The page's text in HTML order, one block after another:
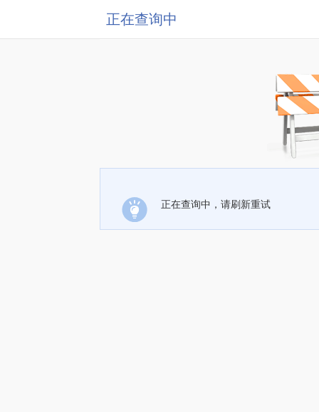
正在查询中
正在查询中，请刷新重试